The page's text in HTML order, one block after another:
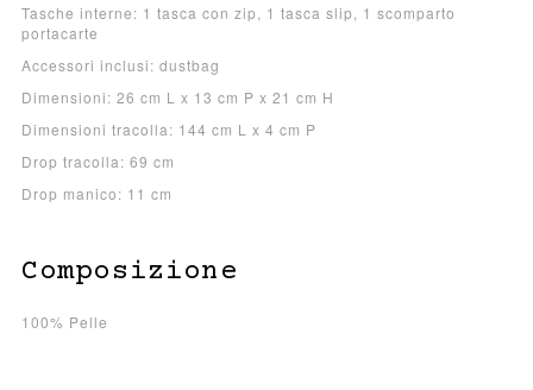
Tasche interne: 1 tasca con zip, 1 tasca slip, 1 scomparto
portacarte
Accessori inclusi: dustbag
Dimensioni: 26 cm L x 13 cm P x 21 cm H
Dimensioni tracolla: 144 cm L x 4 cm P
Drop tracolla: 69 cm
Drop manico: 11 cm
Composizione
100% Pelle